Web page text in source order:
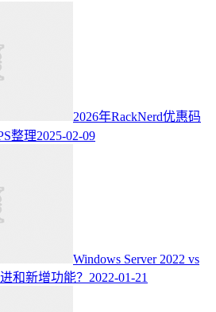
2026年RackNerd优惠码
整理2025-02-09
Windows Server 2022 vs
和新增功能？ 2022-01-21